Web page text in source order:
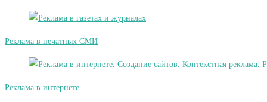
Реклама в печатных СМИ
Реклама в интернете